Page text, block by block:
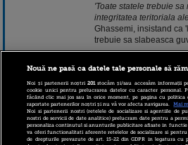
'Toate statele trebuie
integritatea teritoriala
Ghassemi, insistand ca
trebuie sa slabeasca
sirian Bashar Al-Assad,
financiar si militar.
Armata turca a lansat
fara precedent in nordul
zona de frontiera a
militiei kurde YPG,
Nouă ne pasă ca datele tale personale să
Noi și partenerii noștri201stocăm și/sau accesăm informații
cookie unici pentru prelucrarea datelor cu caracter personal.
făcând clic mai jos sau în orice moment, pe pagina cu politica
raportate partenerilor noștri și nu vă vor afecta navigarea.
Mai
Noi si partenerii nostri (retelele de socializare si agentiile de
nostri de servicii de date analitice) prelucram date pentru a
personaliza continutul si anunturile publicitare afisate in functie
va oferi functionalitati aferente retelelor de socializare si
de drepturile prevazute de art. 15-22 din GDPR in legatura cu